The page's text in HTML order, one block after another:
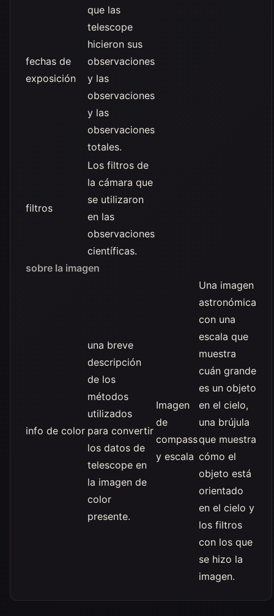
fechas de
exposición
que las
telescope
hicieron sus
observaciones
y las
observaciones
y las
observaciones
totales.
filtros
Los filtros de
la cámara que
se utilizaron
en las
observaciones
científicas.
sobre la imagen
info de color
una breve
descripción
de los
métodos
utilizados
para convertir
los datos de
telescope en
la imagen de
color
presente.
Imagen
de
compass
y escala
Una imagen
astronómica
con una
escala que
muestra
cuán grande
es un objeto
en el cielo,
una brújula
que muestra
cómo el
objeto está
orientado
en el cielo y
los filtros
con los que
se hizo la
imagen.